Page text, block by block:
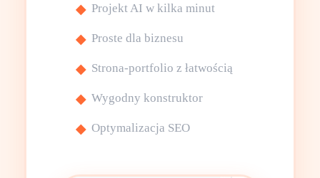
Projekt AI w kilka minut
Proste dla biznesu
Strona-portfolio z łatwością
Wygodny konstruktor
Optymalizacja SEO